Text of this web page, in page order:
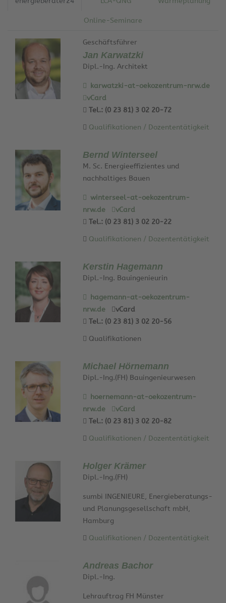
Online-Seminare
Geschäftsführer
Jan Karwatzki
Dipl.-Ing. Architekt
karwatzki-at-oekozentrum-nrw.de
vCard
Tel.: (0 23 81) 3 02 20-72
Qualifikationen / Dozententätigkeit
Bernd Winterseel
M. Sc. Energieeffizientes und
nachhaltiges Bauen
winterseel-at-oekozentrum-
nrw.de
vCard
Tel.: (0 23 81) 3 02 20-22
Qualifikationen / Dozententätigkeit
Kerstin Hagemann
Dipl.-Ing. Bauingenieurin
hagemann-at-oekozentrum-
nrw.de
vCard
Tel.: (0 23 81) 3 02 20-56
Qualifikationen
Michael Hörnemann
Dipl.-Ing.(FH) Bauingenieurwesen
hoernemann-at-oekozentrum-
nrw.de
vCard
Tel.: (0 23 81) 3 02 20-82
Qualifikationen / Dozententätigkeit
Holger Krämer
Dipl.-Ing.(FH)
sumbi INGENIEURE, Energieberatungs-
und Planungsgesellschaft mbH,
Hamburg
Qualifikationen / Dozententätigkeit
Andreas Bachor
Dipl.-Ing.
Lehrauftrag FH Münster